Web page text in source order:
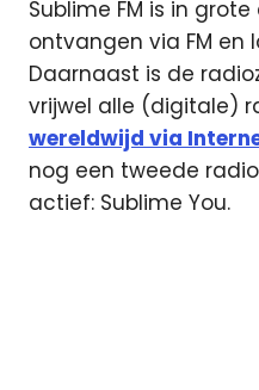
Sublime FM is in
ontvangen via FM en
Daarnaast is de
vrijwel alle (digitale)
wereldwijd via
nog een tweede
actief: Sublime You.